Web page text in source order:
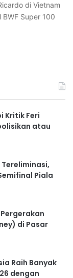
di Vietnam
Super 100
Kritik Feri
atau
Tereliminasi,
Piala
di Pasar
Raih Banyak
dengan